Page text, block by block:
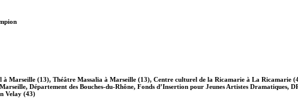
Marseille (13), Théâtre Massalia à Marseille (13), Centre culturel de la Ricamarie à La Ricamarie
Département des Bouches-du-Rhône, Fonds d’Insertion pour Jeunes Artistes
Velay (43)